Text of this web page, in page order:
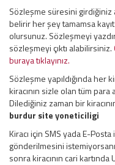
Sözleşme süresini
belirir her şey tamamsa
olursunuz. Sözleşmeyi
sözleşmeyi çıktı alabilirsiniz.
buraya tıklayınız.
Sözleşme yapıldığında her
kiracının sizle olan tüm para
Dilediğiniz zaman bir
burdur site yoneticiligi
Kiracı için SMS yada E-
gönderilmesini
sonra kiracının cari